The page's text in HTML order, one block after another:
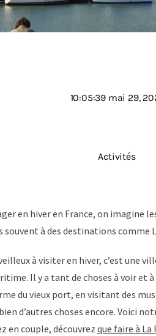
10:05:39 mai 29,
Activités
en hiver en France, on imagine
souvent à des destinations comme
à visiter en hiver, c’est une
Il y a tant de choses à voir et
du vieux port, en visitant des
d’autres choses encore. Voici
en couple, découvrez que faire à